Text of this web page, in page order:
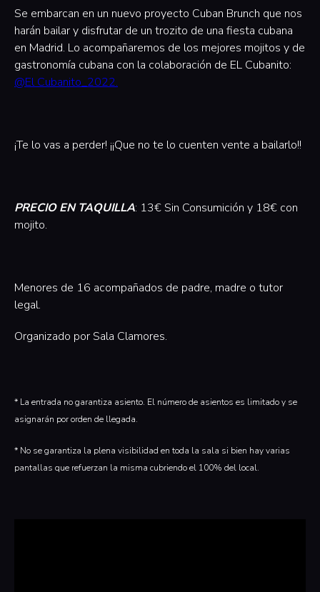
Se embarcan en un nuevo proyecto Cuban Brunch que nos
harán bailar y disfrutar de un trozito de una fiesta cubana
en Madrid. Lo acompañaremos de los mejores mojitos y de
gastronomía cubana con la colaboración de EL Cubanito:
@El Cubanito_2022.
¡Te lo vas a perder! ¡¡Que no te lo cuenten vente a bailarlo!!
PRECIO EN TAQUILLA: 13€ Sin Consumición y 18€ con
mojito.
Menores de 16 acompañados de padre, madre o tutor
legal.
Organizado por Sala Clamores.‍
* La entrada no garantiza asiento. El número de asientos es limitado y se
asignarán por orden de llegada.
* No se garantiza la plena visibilidad en toda la sala si bien hay varias
pantallas que refuerzan la misma cubriendo el 100% del local.